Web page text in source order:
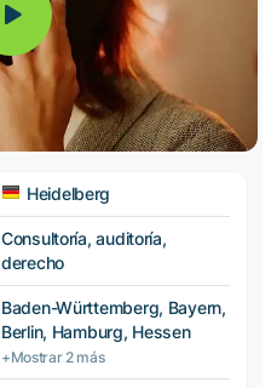
Heidelberg
Consultoría, auditoría,
derecho
Baden-Württemberg, Bayern,
Berlin, Hamburg, Hessen
+Mostrar 2 más